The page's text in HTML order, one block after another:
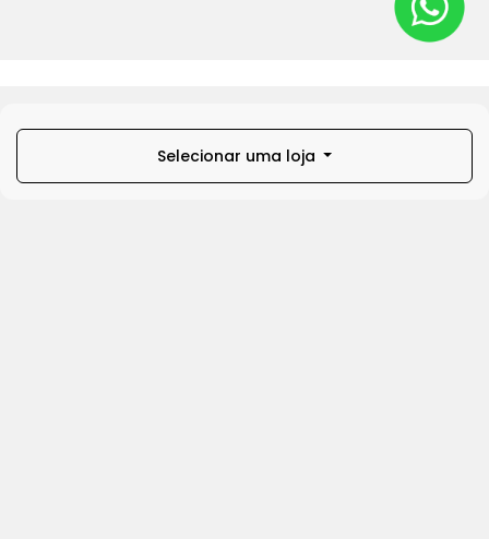
Selecionar uma loja